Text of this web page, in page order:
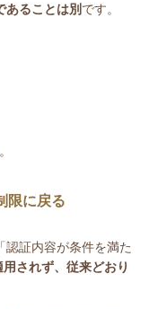
あることは別です。
限に戻る
認証内容が条件を満た
されず、従来どおり